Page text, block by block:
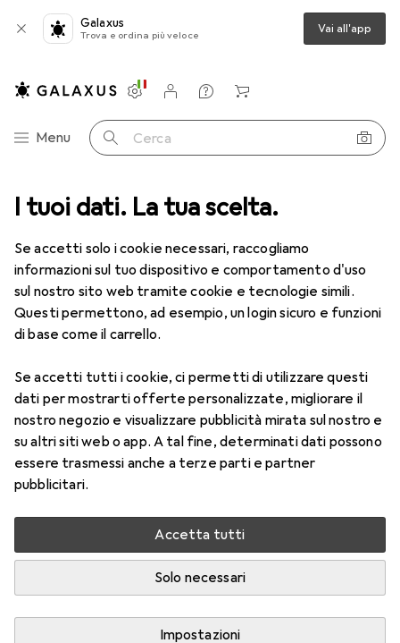
I tuoi dati. La tua scelta.
Se accetti solo i cookie necessari, raccogliamo
informazioni sul tuo dispositivo e comportamento d'uso
sul nostro sito web tramite cookie e tecnologie simili.
Questi permettono, ad esempio, un login sicuro e funzioni
di base come il carrello.
Se accetti tutti i cookie, ci permetti di utilizzare questi
dati per mostrarti offerte personalizzate, migliorare il
nostro negozio e visualizzare pubblicità mirata sul nostro e
su altri siti web o app. A tal fine, determinati dati possono
essere trasmessi anche a terze parti e partner
pubblicitari.
Accetta tutti
Solo necessari
Impostazioni
Galaxus
Trova e ordina più veloce Vai all'app
Categoria Navigazione
Menu Cerca
Impostazioni
Conto cliente
Liste di confronto
Liste dei desideri
Carrello
Lenti a contatto Air Optix più HydraGlyde per l'astigmatismo
1 Immagine
Air Optix più HydraGlyde per
-1.75, Obiettivo mensile, 6 pz., Torico
Prezzo in EUR IVA incl.
EUR
49,16 EUR
8,20/1pz.
Consegna tra lun, 17/8 e mer, 19/8
Più di 10 pezzi in stock presso il fornitore
Aggiungi al carrello